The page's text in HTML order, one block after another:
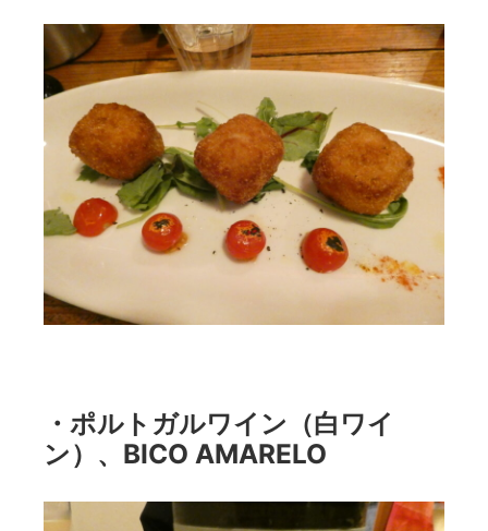
・ポルトガルワイン（白ワイ
ン）、BICO AMARELO